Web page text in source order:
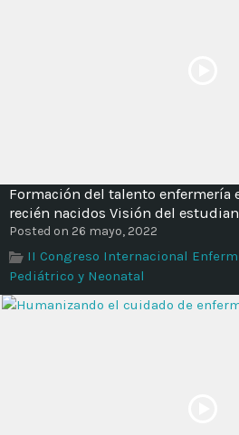
Formación del talento enfermería
recién nacidos Visión del
Posted on 26 mayo, 2022
II Congreso Internacional
Pediátrico y Neonatal